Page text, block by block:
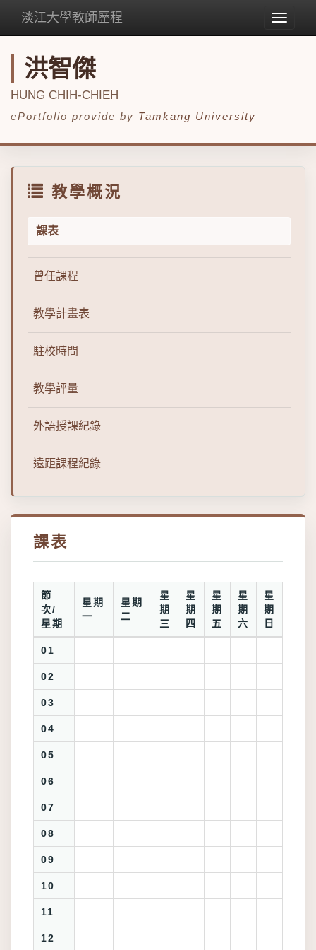
Toggle
淡江大學教師歷程
洪智傑
HUNG CHIH-CHIEH
ePortfolio provide by Tamkang University
教學概況
課表
曾任課程
教學計畫表
駐校時間
教學評量
外語授課紀錄
遠距課程紀錄
課表
節
次/
星期
星期
一
星期
二
星
期
三
星
期
四
星
期
五
星
期
六
星
期
日
01
02
03
04
05
06
07
08
09
10
11
12